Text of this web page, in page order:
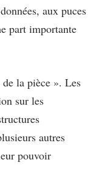
aux puces
part importante
la pièce ». Les
sur les
autres
pouvoir